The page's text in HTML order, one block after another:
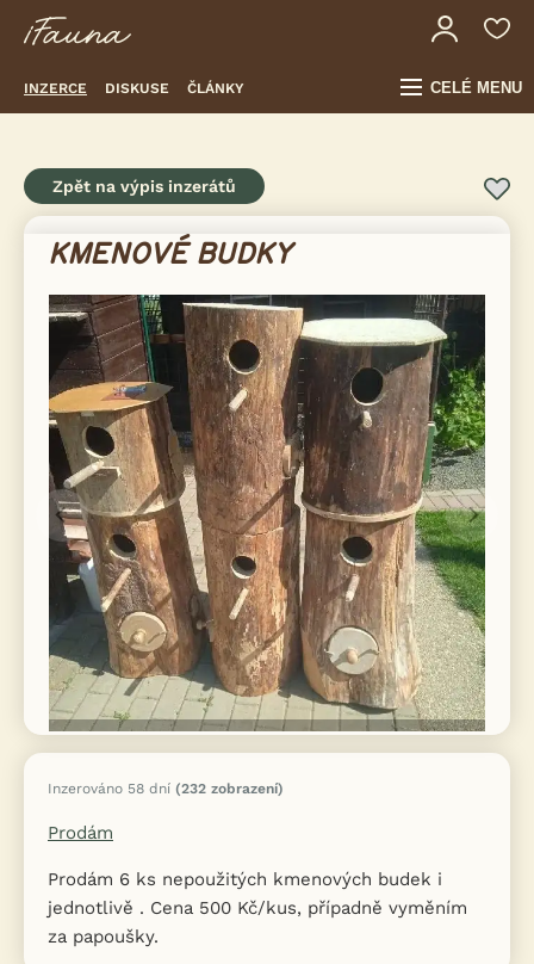
INZERCE DISKUSE ČLÁNKY CELÉ MENU
Zpět na výpis inzerátů
Inzerováno 58 dní (232 zobrazení)
Prodám
Prodám 6 ks nepoužitých kmenových budek i
jednotlivě . Cena 500 Kč/kus, případně vyměním
za papoušky.
KMENOVÉ BUDKY